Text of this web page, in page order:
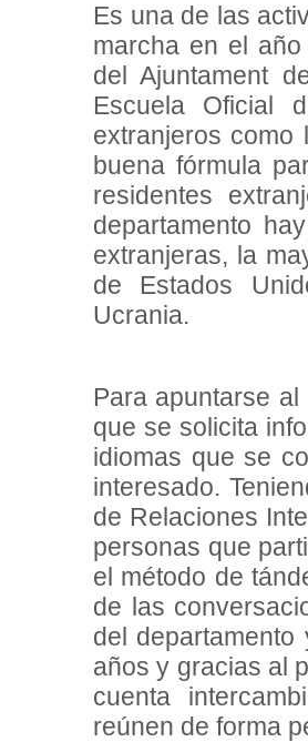
Es una de las
marcha en el
del Ajuntament
Escuela Oficial
extranjeros como
buena fórmula
residentes
departamento
extranjeras, la
de Estados
Ucrania.
Para apuntarse
que se solicita
idiomas que se
interesado.
de Relaciones
personas que
el método de
de las
del
años y gracias al
cuenta
reúnen de forma